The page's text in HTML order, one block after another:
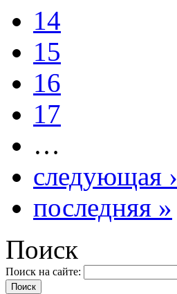
14
15
16
17
…
следующая ›
последняя »
Поиск
Поиск на сайте: